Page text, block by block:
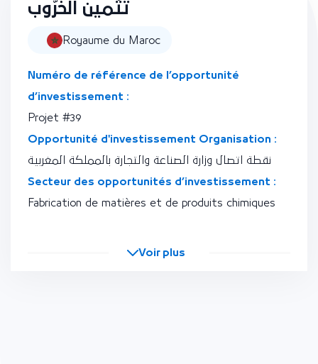
تَثمين الخَرُّوب
Royaume du Maroc
Numéro de référence de l’opportunité
d’investissement :
Projet #39
Opportunité d'investissement Organisation :
نقطة اتصال وزارة الصناعة والتجارة بالمملكة المغربية
Secteur des opportunités d’investissement :
Fabrication de matières et de produits chimiques
Voir plus